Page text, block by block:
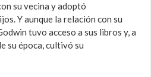
su vecina y adoptó
Y aunque la relación con su
tuvo acceso a sus libros y, a
su época, cultivó su